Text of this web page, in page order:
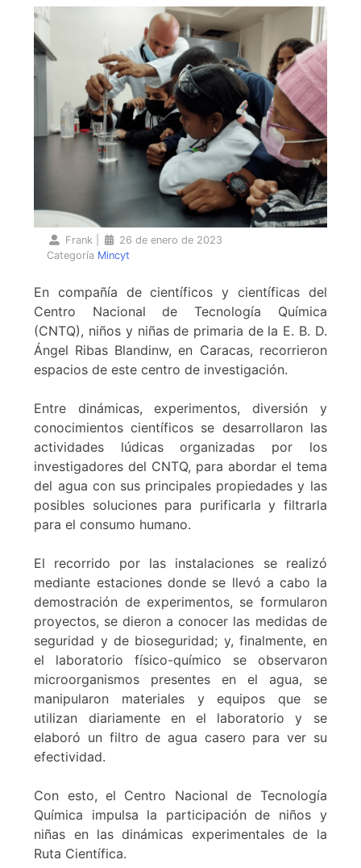
Frank
26 de enero de 2023
Categoría Mincyt
En compañía de científicos y científicas del
Centro Nacional de Tecnología Química
(CNTQ), niños y niñas de primaria de la E. B. D.
Ángel Ribas Blandinw, en Caracas, recorrieron
espacios de este centro de investigación.
Entre dinámicas, experimentos, diversión y
conocimientos científicos se desarrollaron las
actividades lúdicas organizadas por los
investigadores del CNTQ, para abordar el tema
del agua con sus principales propiedades y las
posibles soluciones para purificarla y filtrarla
para el consumo humano.
El recorrido por las instalaciones se realizó
mediante estaciones donde se llevó a cabo la
demostración de experimentos, se formularon
proyectos, se dieron a conocer las medidas de
seguridad y de bioseguridad; y, finalmente, en
el laboratorio físico-químico se observaron
microorganismos presentes en el agua, se
manipularon materiales y equipos que se
utilizan diariamente en el laboratorio y se
elaboró un filtro de agua casero para ver su
efectividad.
Con esto, el Centro Nacional de Tecnología
Química impulsa la participación de niños y
niñas en las dinámicas experimentales de la
Ruta Científica.